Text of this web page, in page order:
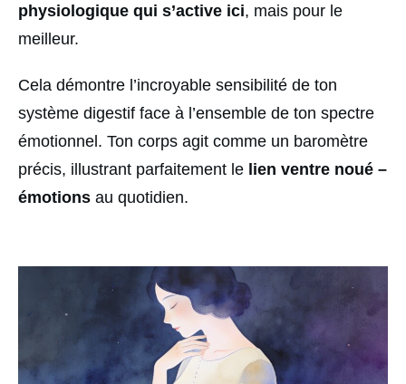
physiologique qui s’active ici, mais pour le
meilleur.
Cela démontre l’incroyable sensibilité de ton
système digestif face à l’ensemble de ton spectre
émotionnel. Ton corps agit comme un baromètre
précis, illustrant parfaitement le lien ventre noué –
émotions au quotidien.